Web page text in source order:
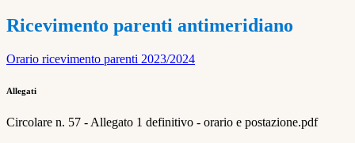
Ricevimento parenti antimeridiano
Orario ricevimento parenti 2023/2024
Allegati
Circolare n. 57 - Allegato 1 definitivo - orario e postazione.pdf